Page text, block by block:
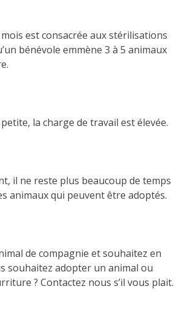
est consacrée aux stérilisations
bénévole emmène 3 à 5 animaux
la charge de travail est élevée.
il ne reste plus beaucoup de temps
animaux qui peuvent être adoptés.
de compagnie et souhaitez en
souhaitez adopter un animal ou
? Contactez nous s’il vous plait.